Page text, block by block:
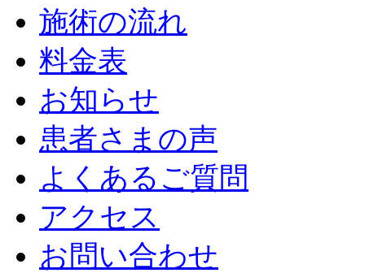
施術の流れ
料金表
お知らせ
患者さまの声
よくあるご質問
アクセス
お問い合わせ